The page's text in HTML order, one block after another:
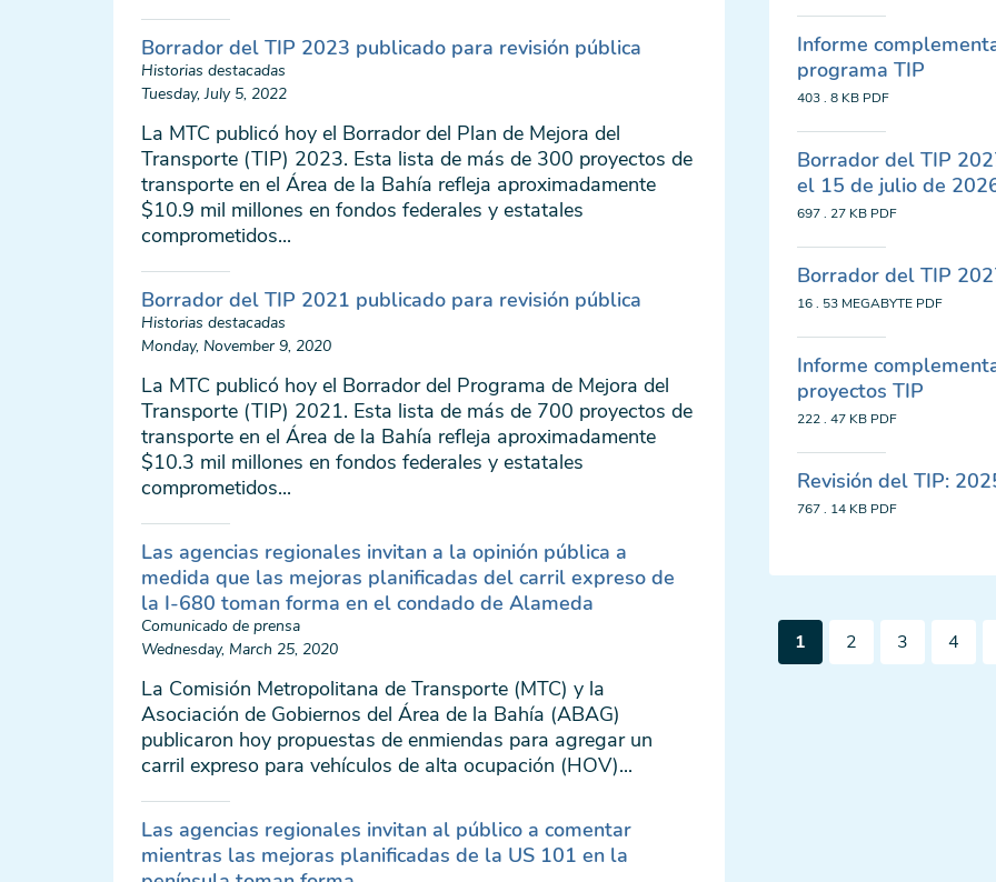
Borrador del TIP 2023 publicado para revisión pública
Historias destacadas
Tuesday, July 5, 2022
La MTC publicó hoy el Borrador del Plan de Mejora del
Transporte (TIP) 2023. Esta lista de más de 300 proyectos de
transporte en el Área de la Bahía refleja aproximadamente
$10.9 mil millones en fondos federales y estatales
comprometidos...
Borrador del TIP 2021 publicado para revisión pública
Historias destacadas
Monday, November 9, 2020
La MTC publicó hoy el Borrador del Programa de Mejora del
Transporte (TIP) 2021. Esta lista de más de 700 proyectos de
transporte en el Área de la Bahía refleja aproximadamente
$10.3 mil millones en fondos federales y estatales
comprometidos...
Las agencias regionales invitan a la opinión pública a
medida que las mejoras planificadas del carril expreso de
la I-680 toman forma en el condado de Alameda
Comunicado de prensa
Wednesday, March 25, 2020
La Comisión Metropolitana de Transporte (MTC) y la
Asociación de Gobiernos del Área de la Bahía (ABAG)
publicaron hoy propuestas de enmiendas para agregar un
carril expreso para vehículos de alta ocupación (HOV)...
Las agencias regionales invitan al público a comentar
mientras las mejoras planificadas de la US 101 en la
Informe
programa TIP
403 . 8 KB PDF
Borrador del TIP
el 15 de julio de
697 . 27 KB PDF
Borrador del TIP
16 . 53 MEGABYTE PDF
Informe
proyectos TIP
222 . 47 KB PDF
Revisión del TIP:
767 . 14 KB PDF
Pagination
Página
actual
1 Página
2 Página
3 Página
4